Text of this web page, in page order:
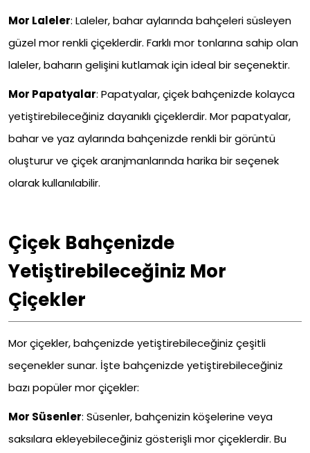
Mor Laleler: Laleler, bahar aylarında bahçeleri süsleyen
güzel mor renkli çiçeklerdir. Farklı mor tonlarına sahip olan
laleler, baharın gelişini kutlamak için ideal bir seçenektir.
Mor Papatyalar: Papatyalar, çiçek bahçenizde kolayca
yetiştirebileceğiniz dayanıklı çiçeklerdir. Mor papatyalar,
bahar ve yaz aylarında bahçenizde renkli bir görüntü
oluşturur ve çiçek aranjmanlarında harika bir seçenek
olarak kullanılabilir.
Çiçek Bahçenizde
Yetiştirebileceğiniz Mor
Çiçekler
Mor çiçekler, bahçenizde yetiştirebileceğiniz çeşitli
seçenekler sunar. İşte bahçenizde yetiştirebileceğiniz
bazı popüler mor çiçekler:
Mor Süsenler: Süsenler, bahçenizin köşelerine veya
saksılara ekleyebileceğiniz gösterişli mor çiçeklerdir. Bu